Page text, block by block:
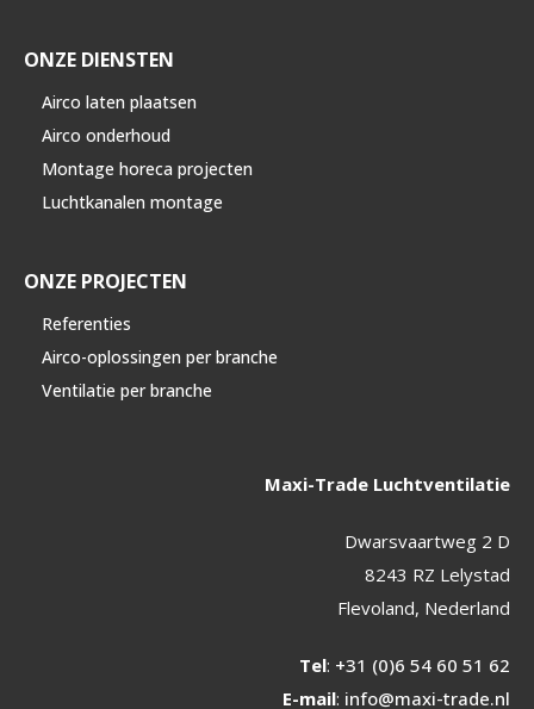
ONZE DIENSTEN
Airco laten plaatsen
Airco onderhoud
Montage horeca projecten
Luchtkanalen montage
ONZE PROJECTEN
Referenties
Airco-oplossingen per branche
Ventilatie per branche
Maxi-Trade Luchtventilatie
Dwarsvaartweg 2 D
8243 RZ Lelystad
Flevoland, Nederland
Tel: +31 (0)6 54 60 51 62
E-mail: info@maxi-trade.nl